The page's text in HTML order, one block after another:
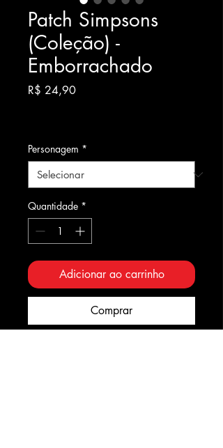
Patch Simpsons
(Coleção) -
Emborrachado
R$ 24,90Preço
Personagem *
Quantidade *
Adicionar ao carrinho
Comprar